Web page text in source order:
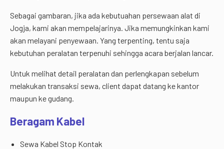
Sebagai gambaran, jika ada kebutuahan persewaan alat di
Jogja, kami akan mempelajarinya. Jika memungkinkan kami
akan melayani penyewaan. Yang terpenting, tentu saja
kebutuhan peralatan terpenuhi sehingga acara berjalan lancar.
Untuk melihat detail peralatan dan perlengkapan sebelum
melakukan transaksi sewa, client dapat datang ke kantor
maupun ke gudang.
Beragam Kabel
Sewa Kabel Stop Kontak